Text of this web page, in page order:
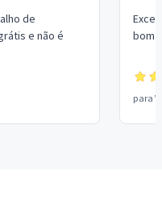
de
e não é
bom
para